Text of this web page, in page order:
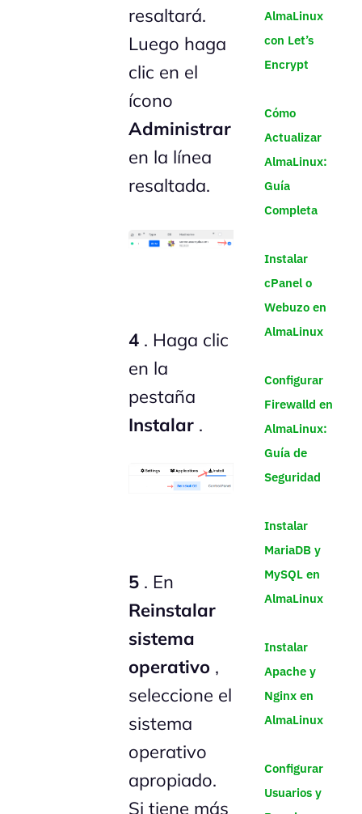
resaltará.
Luego haga
clic en el
ícono
Administrar
en la línea
resaltada.
4 . Haga clic
en la
pestaña
Instalar .
5 . En
Reinstalar
sistema
operativo ,
seleccione el
sistema
operativo
apropiado.
Si tiene más
AlmaLinux
con Let’s
Encrypt
Cómo
Actualizar
AlmaLinux:
Guía
Completa
Instalar
cPanel o
Webuzo en
AlmaLinux
Configurar
Firewalld en
AlmaLinux:
Guía de
Seguridad
Instalar
MariaDB y
MySQL en
AlmaLinux
Instalar
Apache y
Nginx en
AlmaLinux
Configurar
Usuarios y